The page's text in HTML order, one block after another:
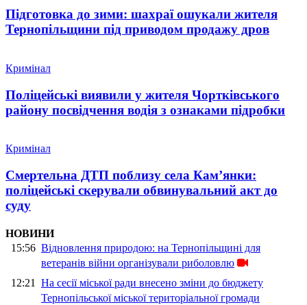
Підготовка до зими: шахраї ошукали жителя
Тернопільщини під приводом продажу дров
Кримінал
Поліцейські виявили у жителя Чортківського
району посвідчення водія з ознаками підробки
Кримінал
Смертельна ДТП поблизу села Кам’янки:
поліцейські скерували обвинувальний акт до
суду
НОВИНИ
15:56 Відновлення природою: на Тернопільщині для
ветеранів війни організували риболовлю
12:21 На сесії міської ради внесено зміни до бюджету
Тернопільської міської територіальної громади